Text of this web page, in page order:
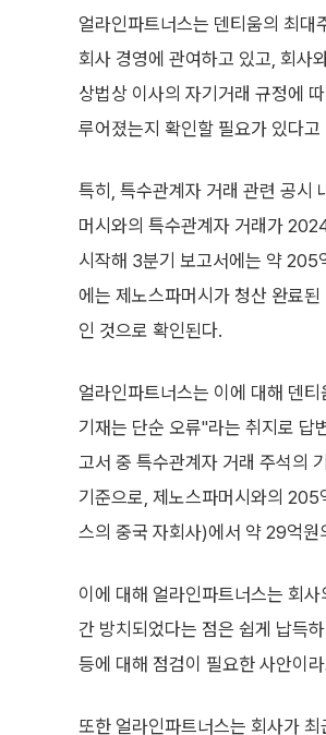
얼라인파트너스는 덴티움의 최대
회사 경영에 관여하고 있고, 회사
상법상 이사의 자기거래 규정에
루어졌는지 확인할 필요가 있다고
특히, 특수관계자 거래 관련 공시
머시와의 특수관계자 거래가
시작해 3분기 보고서에는 약 205
에는 제노스파머시가 청산 완료
인 것으로 확인된다.
얼라인파트너스는 이에 대해 덴
기재는 단순 오류"라는 취지로 답
고서 중 특수관계자 거래 주석의
기준으로, 제노스파머시와의
스의 중국 자회사)에서 약 29억원
이에 대해 얼라인파트너스는 회
간 방치되었다는 점은 쉽게 납득
등에 대해 점검이 필요한 사안이
또한 얼라인파트너스는 회사가